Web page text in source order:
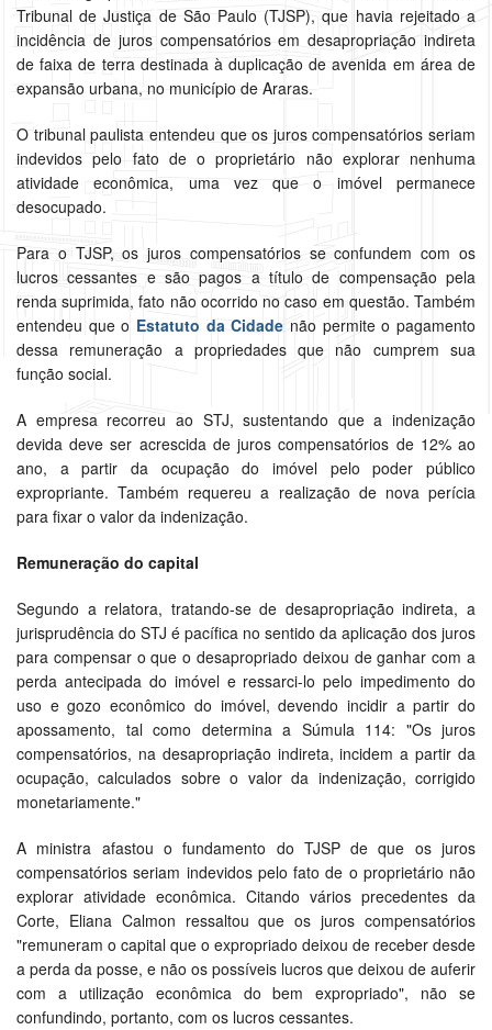
Tribunal de Justiça de São Paulo (TJSP), que havia rejeitado a
incidência de juros compensatórios em desapropriação indireta
de faixa de terra destinada à duplicação de avenida em área de
expansão urbana, no município de Araras.
O tribunal paulista entendeu que os juros compensatórios seriam
indevidos pelo fato de o proprietário não explorar nenhuma
atividade econômica, uma vez que o imóvel permanece
desocupado.
Para o TJSP, os juros compensatórios se confundem com os
lucros cessantes e são pagos a título de compensação pela
renda suprimida, fato não ocorrido no caso em questão. Também
entendeu que o Estatuto da Cidade não permite o pagamento
dessa remuneração a propriedades que não cumprem sua
função social.
A empresa recorreu ao STJ, sustentando que a indenização
devida deve ser acrescida de juros compensatórios de 12% ao
ano, a partir da ocupação do imóvel pelo poder público
expropriante. Também requereu a realização de nova perícia
para fixar o valor da indenização.
Remuneração do capital
Segundo a relatora, tratando-se de desapropriação indireta, a
jurisprudência do STJ é pacífica no sentido da aplicação dos juros
para compensar o que o desapropriado deixou de ganhar com a
perda antecipada do imóvel e ressarci-lo pelo impedimento do
uso e gozo econômico do imóvel, devendo incidir a partir do
apossamento, tal como determina a Súmula 114: "Os juros
compensatórios, na desapropriação indireta, incidem a partir da
ocupação, calculados sobre o valor da indenização, corrigido
monetariamente."
A ministra afastou o fundamento do TJSP de que os juros
compensatórios seriam indevidos pelo fato de o proprietário não
explorar atividade econômica. Citando vários precedentes da
Corte, Eliana Calmon ressaltou que os juros compensatórios
"remuneram o capital que o expropriado deixou de receber desde
a perda da posse, e não os possíveis lucros que deixou de auferir
com a utilização econômica do bem expropriado", não se
confundindo, portanto, com os lucros cessantes.